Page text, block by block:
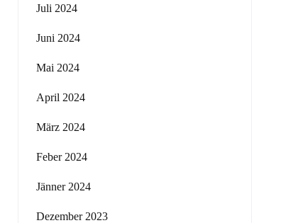
Juli 2024
Juni 2024
Mai 2024
April 2024
März 2024
Feber 2024
Jänner 2024
Dezember 2023